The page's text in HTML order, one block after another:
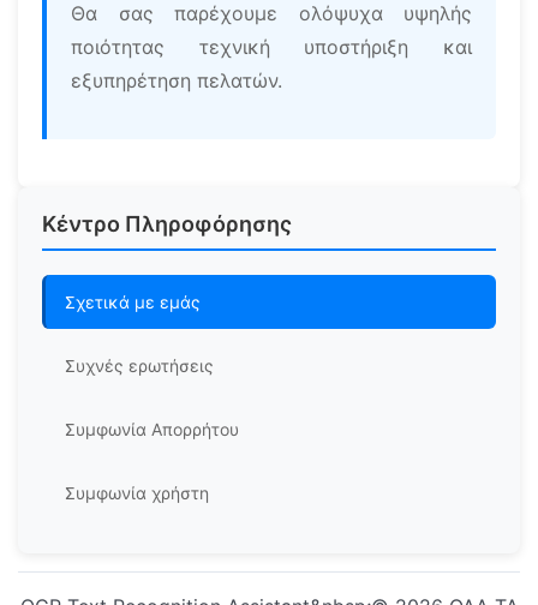
Κέντρο Πληροφόρησης
Σχετικά με εμάς
Συχνές ερωτήσεις
Συμφωνία Απορρήτου
Συμφωνία χρήστη
Θα σας παρέχουμε ολόψυχα υψηλής
ποιότητας τεχνική υποστήριξη και
εξυπηρέτηση πελατών.